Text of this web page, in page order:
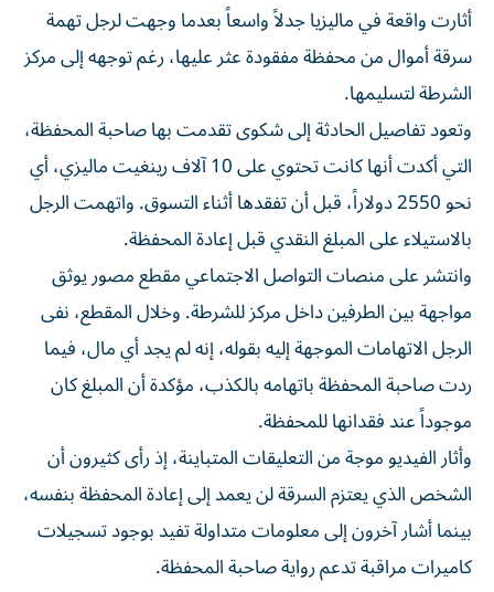
أثارت واقعة في ماليزيا جدلاً واسعاً بعدما وجهت لرجل تهمة
سرقة أموال من محفظة مفقودة عثر عليها، رغم توجهه إلى مركز
الشرطة لتسليمها.
وتعود تفاصيل الحادثة إلى شكوى تقدمت بها صاحبة المحفظة،
التي أكدت أنها كانت تحتوي على 10 آلاف رينغيت ماليزي، أي
نحو 2550 دولاراً، قبل أن تفقدها أثناء التسوق. واتهمت الرجل
بالاستيلاء على المبلغ النقدي قبل إعادة المحفظة.
وانتشر على منصات التواصل الاجتماعي مقطع مصور يوثق
مواجهة بين الطرفين داخل مركز للشرطة. وخلال المقطع، نفى
الرجل الاتهامات الموجهة إليه بقوله، إنه لم يجد أي مال، فيما
ردت صاحبة المحفظة باتهامه بالكذب، مؤكدة أن المبلغ كان
موجوداً عند فقدانها للمحفظة.
وأثار الفيديو موجة من التعليقات المتباينة، إذ رأى كثيرون أن
الشخص الذي يعتزم السرقة لن يعمد إلى إعادة المحفظة بنفسه،
بينما أشار آخرون إلى معلومات متداولة تفيد بوجود تسجيلات
كاميرات مراقبة تدعم رواية صاحبة المحفظة.